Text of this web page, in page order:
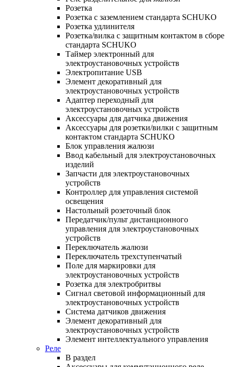
Розетка
Розетка с заземлением стандарта SCHUKO
Розетка удлинителя
Розетка/вилка с защитным контактом в сборе
стандарта SCHUKO
Таймер электронный для
электроустановочных устройств
Электропитание USB
Элемент декоративный для
электроустановочных устройств
Адаптер переходный для
электроустановочных устройств
Аксессуары для датчика движения
Аксессуары для розетки/вилки с защитным
контактом стандарта SCHUKO
Блок управления жалюзи
Ввод кабельный для электроустановочных
изделий
Запчасти для электроустановочных
устройств
Контроллер для управления системой
освещения
Настольный розеточный блок
Передатчик/пульт дистанционного
управления для электроустановочных
устройств
Переключатель жалюзи
Переключатель трехступенчатый
Поле для маркировки для
электроустановочных устройств
Розетка для электробритвы
Сигнал световой информационный для
электроустановочных устройств
Система датчиков движения
Элемент декоративный для
электроустановочных устройств
Элемент интеллектуального управления
Реле
В раздел